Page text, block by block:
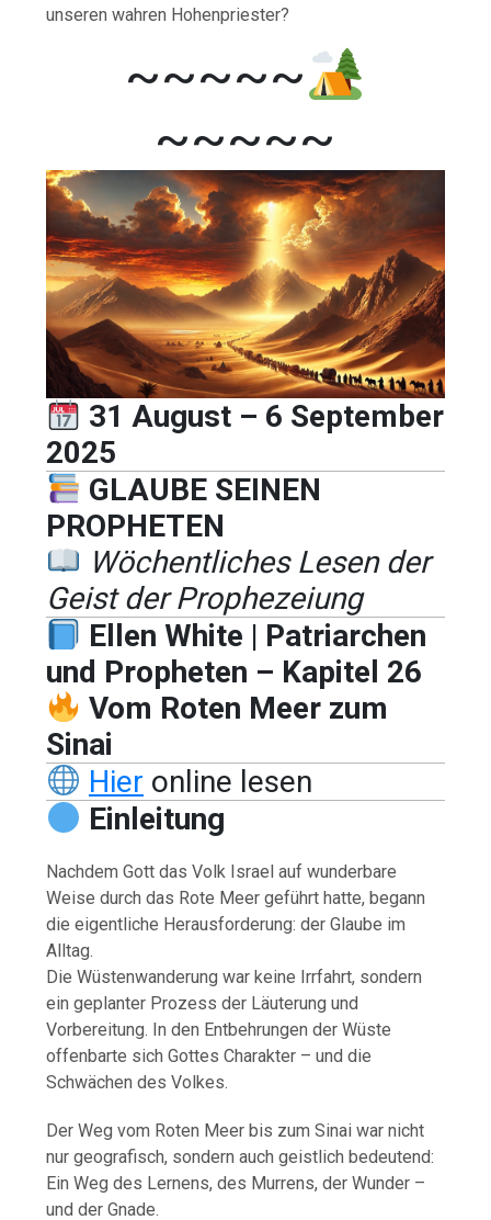
unseren wahren Hohenpriester?
~~~~~
~~~~~
31 August – 6 September
2025
GLAUBE SEINEN
PROPHETEN
Wöchentliches Lesen der
Geist der Prophezeiung
Ellen White | Patriarchen
und Propheten – Kapitel 26
Vom Roten Meer zum
Sinai
Hier online lesen
Einleitung
Nachdem Gott das Volk Israel auf wunderbare
Weise durch das Rote Meer geführt hatte, begann
die eigentliche Herausforderung: der Glaube im
Alltag.
Die Wüstenwanderung war keine Irrfahrt, sondern
ein geplanter Prozess der Läuterung und
Vorbereitung. In den Entbehrungen der Wüste
offenbarte sich Gottes Charakter – und die
Schwächen des Volkes.
Der Weg vom Roten Meer bis zum Sinai war nicht
nur geografisch, sondern auch geistlich bedeutend:
Ein Weg des Lernens, des Murrens, der Wunder –
und der Gnade.